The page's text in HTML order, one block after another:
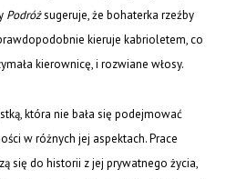
Podróżsugeruje, że bohaterka rzeźby
kieruje kabrioletem, co
kierownicę, i rozwiane włosy.
która nie bała się podejmować
w różnych jej aspektach. Prace
się do historii z jej prywatnego życia,